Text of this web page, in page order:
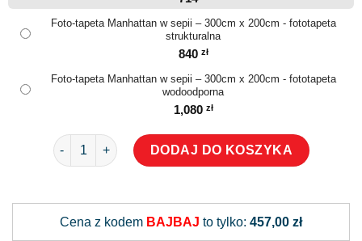
Foto-tapeta Manhattan w sepii – 300cm x 200cm - fototapeta
strukturalna
840 zł
Foto-tapeta Manhattan w sepii – 300cm x 200cm - fototapeta
wodoodporna
1,080 zł
ilość Foto-tapeta Manhattan w sepii
DODAJ DO KOSZYKA
Cena z kodem BAJBAJ to tylko: 457,00 zł